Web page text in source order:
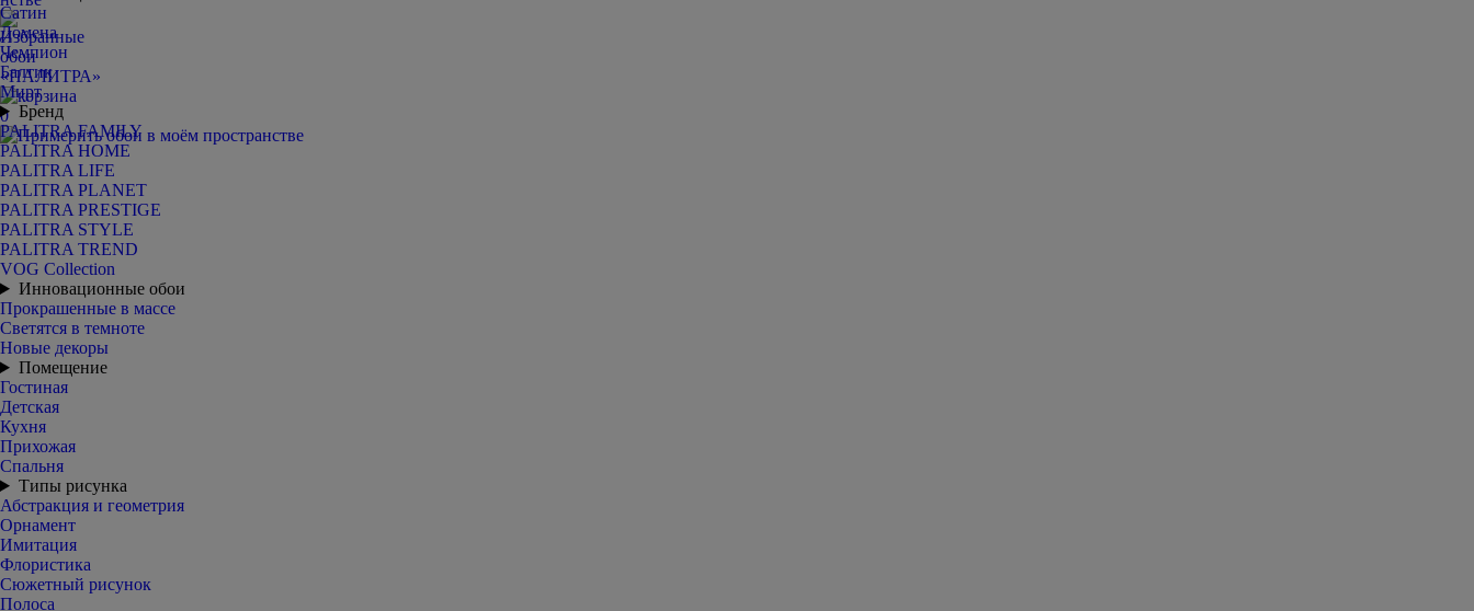
0
Сатин
Домена
Чемпион
Балтик
Мирт
Бренд
PALITRA FAMILY
PALITRA HOME
PALITRA LIFE
PALITRA PLANET
PALITRA PRESTIGE
PALITRA STYLE
PALITRA TREND
VOG Collection
Инновационные обои
Прокрашенные в массе
Светятся в темноте
Новые декоры
Помещение
Гостиная
Детская
Кухня
Прихожая
Спальня
Типы рисунка
Абстракция и геометрия
Орнамент
Имитация
Флористика
Сюжетный рисунок
Полоса